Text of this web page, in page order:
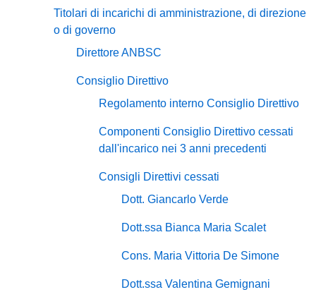
Titolari di incarichi di amministrazione, di direzione
o di governo
Direttore ANBSC
Consiglio Direttivo
Regolamento interno Consiglio Direttivo
Componenti Consiglio Direttivo cessati
dall'incarico nei 3 anni precedenti
Consigli Direttivi cessati
Dott. Giancarlo Verde
Dott.ssa Bianca Maria Scalet
Cons. Maria Vittoria De Simone
Dott.ssa Valentina Gemignani